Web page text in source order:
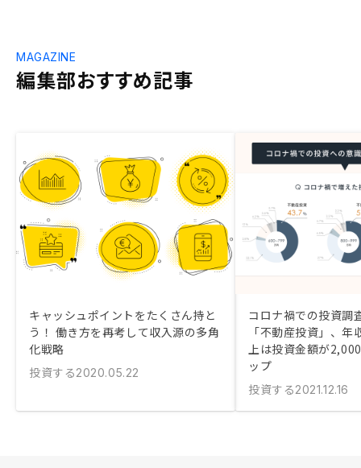
編集部おすすめ記事
MAGAZINE
キャッシュポイントをたくさん持と
う！ 働き方を再考して収入源の多角
化戦略
投資する2020.05.22
コロナ禍での投資調
「不動産投資」、
上は投資金額が
ップ
投資する2021.12.16